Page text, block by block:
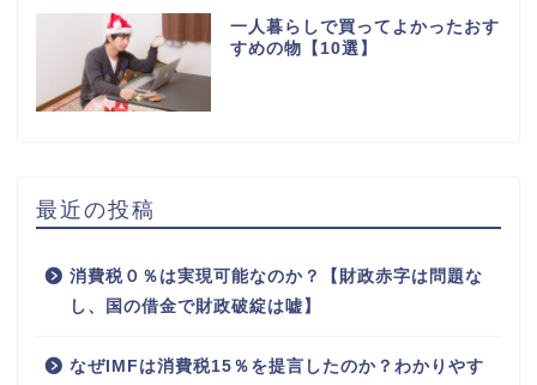
一人暮らしで買ってよかったおす
すめの物【10選】
最近の投稿
消費税０％は実現可能なのか？【財政赤字は問題な
し、国の借金で財政破綻は嘘】
なぜIMFは消費税15％を提言したのか？わかりやす